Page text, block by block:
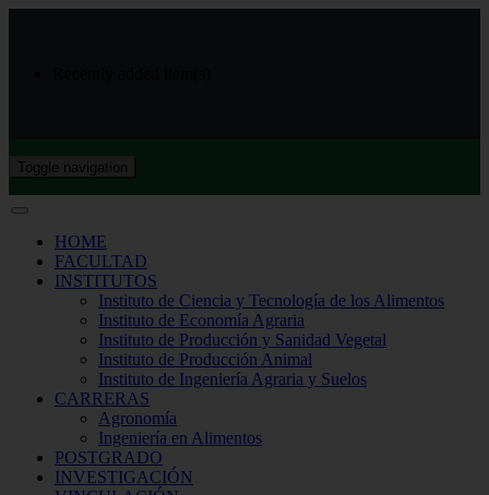
Toggle navigation
HOME
FACULTAD
INSTITUTOS
Instituto de Ciencia y Tecnología de los Alimentos
Instituto de Economía Agraria
Instituto de Producción y Sanidad Vegetal
Instituto de Producción Animal
Instituto de Ingeniería Agraria y Suelos
CARRERAS
Agronomía
Ingeniería en Alimentos
POSTGRADO
INVESTIGACIÓN